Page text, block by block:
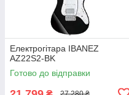
Електрогітара IBANEZ
AZ22S2-BK
Готово до відправки